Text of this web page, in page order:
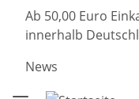
Ab 50,00 Euro
innerhalb
News